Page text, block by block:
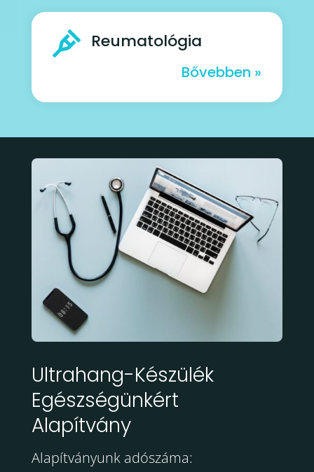
 Reumatológia
Bővebben »
Ultrahang-Készülék
Egészségünkért
Alapítvány
Alapítványunk adószáma: